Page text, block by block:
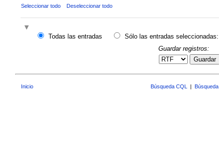
Seleccionar todo Deseleccionar todo
Todas las entradas
Sólo las entradas seleccionadas:
Guardar registros:
Guardar
Inicio Búsqueda CQL